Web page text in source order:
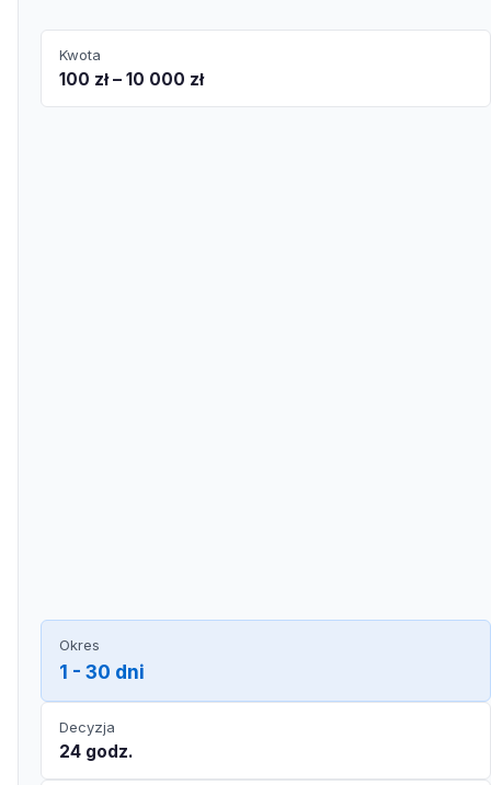
Kwota
100 zł – 10 000 zł
Okres
1 - 30 dni
Decyzja
24 godz.